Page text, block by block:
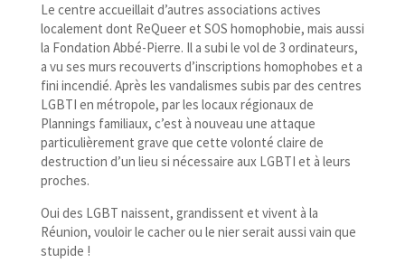
Le centre accueillait d’autres associations actives
localement dont ReQueer et SOS homophobie, mais aussi
la Fondation Abbé-​Pierre. Il a subi le vol de 3 ordinateurs,
a vu ses murs recouverts d’inscriptions homophobes et a
fini incendié. Après les vandalismes subis par des centres
LGBTI en métropole, par les locaux régionaux de
Plannings familiaux, c’est à nouveau une attaque
particulièrement grave que cette volonté claire de
destruction d’un lieu si nécessaire aux LGBTI et à leurs
proches.
Oui des LGBT naissent, grandissent et vivent à la
Réunion, vouloir le cacher ou le nier serait aussi vain que
stupide !